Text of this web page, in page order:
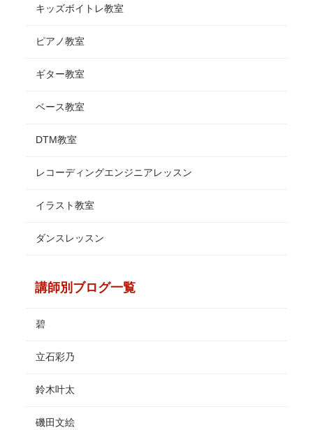
キッズボイトレ教室
ピアノ教室
ギター教室
ベース教室
DTM教室
レコーディングエンジニアレッスン
イラスト教室
ダンスレッスン
講師別ブログ一覧
碧
立石彩乃
鈴木叶太
磯田文絵